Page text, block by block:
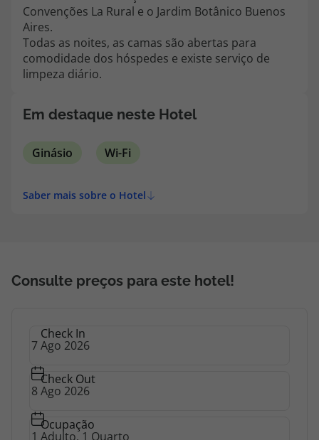
Convenções La Rural e o Jardim Botânico Buenos
Aires.
Todas as noites, as camas são abertas para
comodidade dos hóspedes e existe serviço de
limpeza diário.
Em destaque neste Hotel
Ginásio Wi-Fi
Saber mais sobre o Hotel
Consulte preços para este hotel!
Check In
Check Out
Ocupação